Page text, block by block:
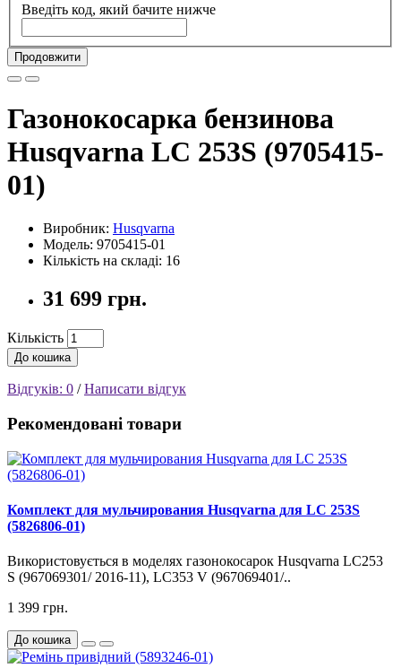
Введіть код, який бачите нижче
Продовжити
Газонокосарка бензинова
Husqvarna LC 253S (9705415-
01)
Виробник: Husqvarna
Модель: 9705415-01
Кількість на складі: 16
31 699 грн.
Кількість
До кошика
Відгуків: 0 /Написати відгук
Рекомендовані товари
Комплект для мульчирования Husqvarna для LC 253S
(5826806-01)
Використовується в моделях газонокосарок Husqvarna LC253
S (967069301/ 2016-11), LC353 V (967069401/..
1 399 грн.
До кошика